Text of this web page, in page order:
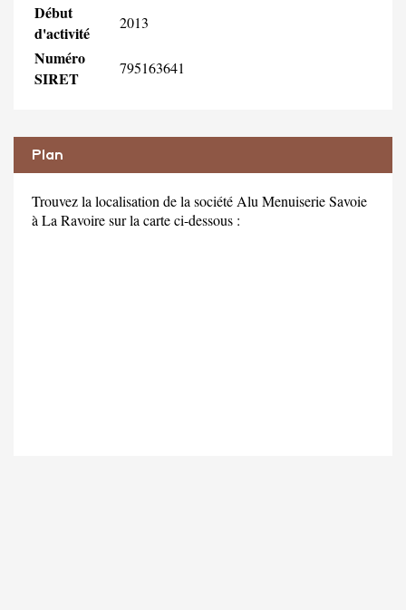
Début
d'activité
2013
Numéro
SIRET
795163641
Plan
Trouvez la localisation de la société Alu Menuiserie Savoie
à La Ravoire sur la carte ci-dessous :